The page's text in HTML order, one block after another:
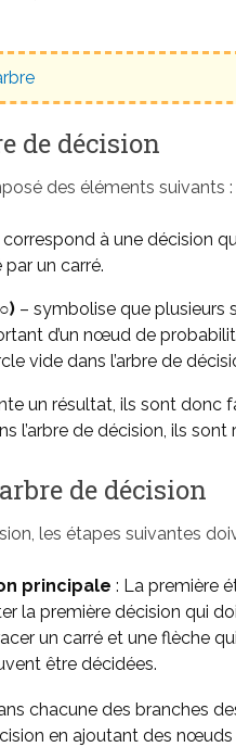
de décision
des éléments suivants :
correspond à une décision
un carré.
– symbolise que plusieurs
d’un nœud de
vide dans l’arbre de
un résultat, ils sont donc
l’arbre de décision, ils
de décision
les étapes suivantes
principale : La première
la première décision qui
un carré et une flèche
être décidées.
chacune des branches
en ajoutant des